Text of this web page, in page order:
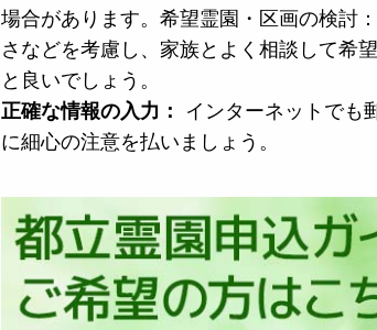
場合があります。希望霊園・区画の検討
さなどを考慮し、家族とよく相談して希
と良いでしょう。
正確な情報の入力：
インターネットでも
に細心の注意を払いましょう。